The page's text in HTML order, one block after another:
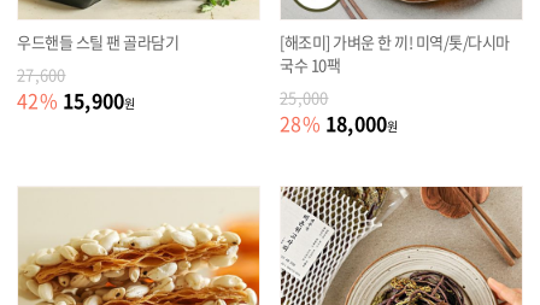
우드핸들 스틸 팬 골라담기
27,600
42% 15,900원
[해조미] 가벼운 한 끼! 미역/톳/다시마
국수 10팩
25,000
28% 18,000원